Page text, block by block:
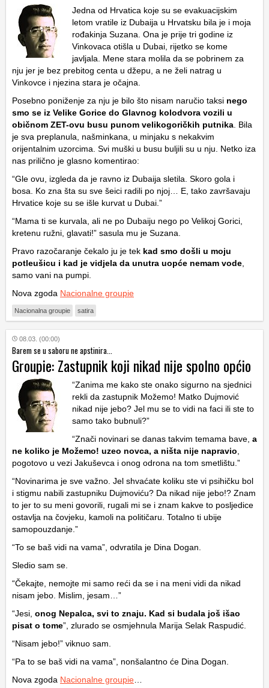
Jedna od Hrvatica koje su se evakuacijskim
letom vratile iz Dubaija u Hrvatsku bila je i moja
rođakinja Suzana. Ona je prije tri godine iz
Vinkovaca otišla u Dubai, rijetko se kome
javljala. Mene stara molila da se pobrinem za
nju jer je bez prebitog centa u džepu, a ne želi natrag u
Vinkovce i njezina stara je očajna.
Posebno poniženje za nju je bilo što nisam naručio taksi nego
smo se iz Velike Gorice do Glavnog kolodvora vozili u
običnom ZET-ovu busu punom velikogoričkih putnika . Bila
je sva preplanula, našminkana, u minjaku s nekakvim
orijentalnim uzorcima. Svi muški u busu buljili su u nju. Netko iza
nas prilično je glasno komentirao:
“Gle ovu, izgleda da je ravno iz Dubaija sletila. Skoro gola i
bosa. Ko zna šta su sve šeici radili po njoj… E, tako završavaju
Hrvatice koje su se išle kurvat u Dubai.”
“Mama ti se kurvala, ali ne po Dubaiju nego po Velikoj Gorici,
kretenu ružni, glavati!” sasula mu je Suzana.
Pravo razočaranje čekalo ju je tek kad smo došli u moju
potleušicu i kad je vidjela da unutra uopće nemam vode
samo vani na pumpi.
Nova zgoda Nacionalne groupie
Nacionalna groupie satira
08.03. (00:00)
Barem se u saboru ne apstinira...
Groupie: Zastupnik koji nikad nije spolno općio
“Zanima me kako ste onako sigurno na sjednici
rekli da zastupnik Možemo! Matko Dujmović
nikad nije jebo? Jel mu se to vidi na faci ili ste to
samo tako bubnuli?”
“Znači novinari se danas takvim temama bave, a
ne koliko je Možemo! uzeo novca, a ništa nije napravio
pogotovo u vezi Jakuševca i onog odrona na tom smetlištu.”
“Novinarima je sve važno. Jel shvaćate koliku ste vi psihičku bol
i stigmu nabili zastupniku Dujmoviću? Da nikad nije jebo!? Znam
to jer to su meni govorili, rugali mi se i znam kakve to posljedice
ostavlja na čovjeku, kamoli na političaru. Totalno ti ubije
samopouzdanje.”
“To se baš vidi na vama”, odvratila je Dina Dogan.
Sledio sam se.
“Čekajte, nemojte mi samo reći da se i na meni vidi da nikad
nisam jebo. Mislim, jesam…”
“Jesi, onog Nepalca, svi to znaju. Kad si budala još išao
pisat o tome”, zlurado se osmjehnula Marija Selak Raspudić.
“Nisam jebo!” viknuo sam.
“Pa to se baš vidi na vama”, nonšalantno će Dina Dogan.
Nova zgoda Nacionalne groupie